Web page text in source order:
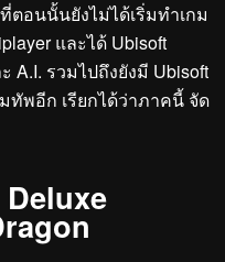
ตอนนั้นยังไม่ได้เริ่มทำเกม
และได้ Ubisoft
A.I. รวมไปถึงยังมี Ubisoft
ทัพอีก เรียกได้ว่าภาคนี้ จัด
Deluxe